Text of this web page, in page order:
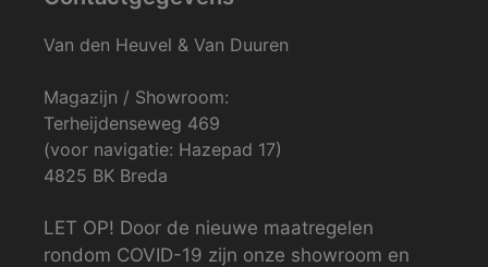
Van den Heuvel & Van Duuren
Magazijn / Showroom:
Terheijdenseweg 469
(voor navigatie: Hazepad 17)
4825 BK Breda
LET OP! Door de nieuwe maatregelen
rondom COVID-19 zijn onze showroom en